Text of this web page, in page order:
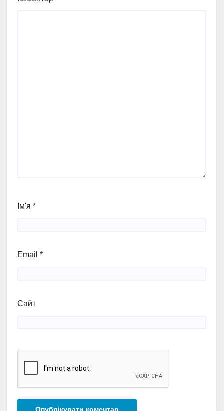
Ім'я *
Email *
Сайт